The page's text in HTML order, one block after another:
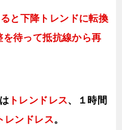
と下降トレンドに転換
待って抵抗線から再
トレンドレス、１時間
トレンドレス。